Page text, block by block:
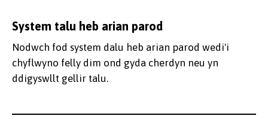
System talu heb arian parod
Nodwch fod system dalu heb arian parod wedi'i
chyflwyno felly dim ond gyda cherdyn neu yn
ddigyswllt gellir talu.